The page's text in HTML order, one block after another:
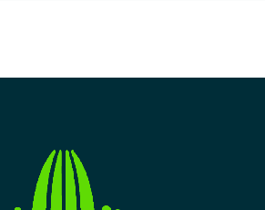
NATURA .
di questi percorsi.